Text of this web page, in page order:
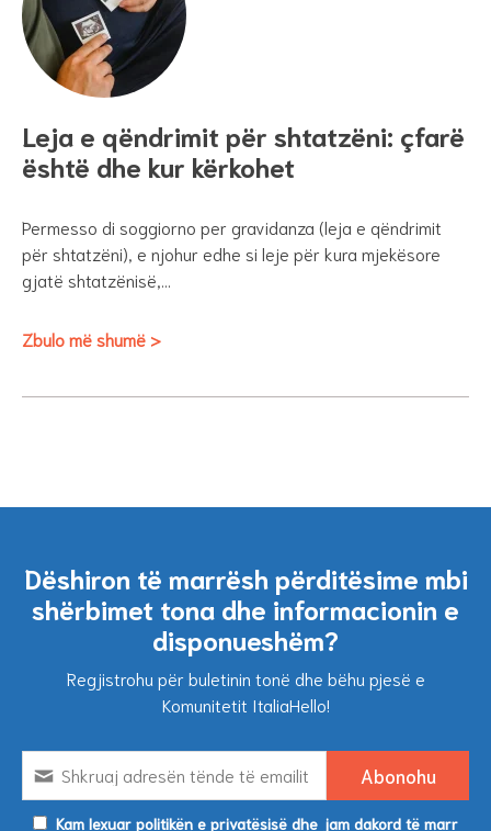
Leja e qëndrimit për shtatzëni: çfarë
është dhe kur kërkohet
Permesso di soggiorno per gravidanza (leja e qëndrimit
për shtatzëni), e njohur edhe si leje për kura mjekësore
gjatë shtatzënisë,…
Zbulo më shumë >
Dëshiron të marrësh përditësime mbi
shërbimet tona dhe informacionin e
disponueshëm?
Regjistrohu për buletinin tonë dhe bëhu pjesë e
Komunitetit ItaliaHello!
Kam lexuar politikën e privatësisë dhe jam dakord të marr